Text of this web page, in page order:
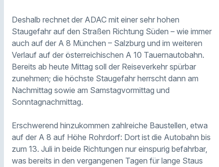
Deshalb rechnet der ADAC mit einer sehr hohen
Staugefahr auf den Straßen Richtung Süden – wie immer
auch auf der A 8 München – Salzburg und im weiteren
Verlauf auf der österreichischen A 10 Tauernautobahn.
Bereits ab heute Mittag soll der Reiseverkehr spürbar
zunehmen; die höchste Staugefahr herrscht dann am
Nachmittag sowie am Samstagvormittag und
Sonntagnachmittag.
Erschwerend hinzukommen zahlreiche Baustellen, etwa
auf der A 8 auf Höhe Rohrdorf: Dort ist die Autobahn bis
zum 13. Juli in beide Richtungen nur einspurig befahrbar,
was bereits in den vergangenen Tagen für lange Staus